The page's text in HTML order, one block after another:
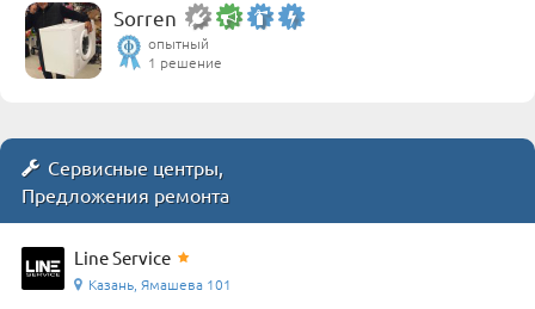
Sorren
опытный
1 решение
Сервисные центры,
Предложения ремонта
Line Service
Казань, Ямашева 101